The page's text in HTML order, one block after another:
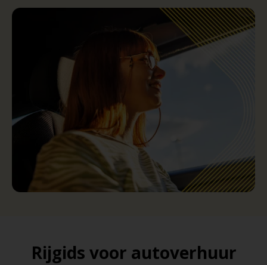
Rijgids voor autoverhuur